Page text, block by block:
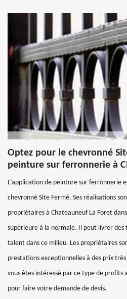
Optez pour le chevronné
peinture sur ferronnerie à
L’application de peinture sur ferronnerie
chevronné Site Fermé. Ses réalisations
propriétaires à Chateauneuf La Foret
supérieure à la normale. Il peut livrer des
talent dans ce milieu. Les propriétaires
prestations exceptionnelles à des prix
vous êtes intéressé par ce type de
pour faire votre demande de devis.